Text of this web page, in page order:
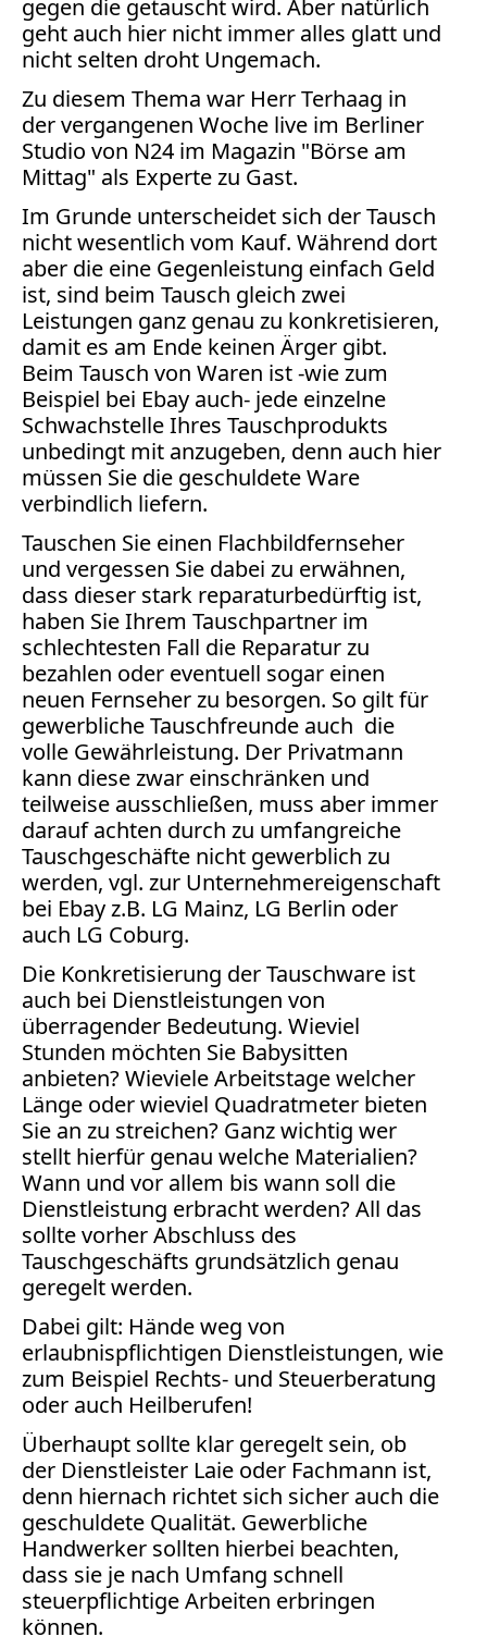
gegen die getauscht wird. Aber natürlich
geht auch hier nicht immer alles glatt und
nicht selten droht Ungemach.
Zu diesem Thema war Herr Terhaag in
der vergangenen Woche live im Berliner
Studio von N24 im Magazin "Börse am
Mittag" als Experte zu Gast.
Im Grunde unterscheidet sich der Tausch
nicht wesentlich vom Kauf. Während dort
aber die eine Gegenleistung einfach Geld
ist, sind beim Tausch gleich zwei
Leistungen ganz genau zu konkretisieren,
damit es am Ende keinen Ärger gibt.
Beim Tausch von Waren ist -wie zum
Beispiel bei Ebay auch- jede einzelne
Schwachstelle Ihres Tauschprodukts
unbedingt mit anzugeben, denn auch hier
müssen Sie die geschuldete Ware
verbindlich liefern.
Tauschen Sie einen Flachbildfernseher
und vergessen Sie dabei zu erwähnen,
dass dieser stark reparaturbedürftig ist,
haben Sie Ihrem Tauschpartner im
schlechtesten Fall die Reparatur zu
bezahlen oder eventuell sogar einen
neuen Fernseher zu besorgen. So gilt für
gewerbliche Tauschfreunde auch die
volle Gewährleistung. Der Privatmann
kann diese zwar einschränken und
teilweise ausschließen, muss aber immer
darauf achten durch zu umfangreiche
Tauschgeschäfte nicht gewerblich zu
werden, vgl. zur Unternehmereigenschaft
bei Ebay z.B. LG Mainz, LG Berlin oder
auch LG Coburg.
Die Konkretisierung der Tauschware ist
auch bei Dienstleistungen von
überragender Bedeutung. Wieviel
Stunden möchten Sie Babysitten
anbieten? Wieviele Arbeitstage welcher
Länge oder wieviel Quadratmeter bieten
Sie an zu streichen? Ganz wichtig wer
stellt hierfür genau welche Materialien?
Wann und vor allem bis wann soll die
Dienstleistung erbracht werden? All das
sollte vorher Abschluss des
Tauschgeschäfts grundsätzlich genau
geregelt werden.
Dabei gilt: Hände weg von
erlaubnispflichtigen Dienstleistungen, wie
zum Beispiel Rechts- und Steuerberatung
oder auch Heilberufen!
Überhaupt sollte klar geregelt sein, ob
der Dienstleister Laie oder Fachmann ist,
denn hiernach richtet sich sicher auch die
geschuldete Qualität. Gewerbliche
Handwerker sollten hierbei beachten,
dass sie je nach Umfang schnell
steuerpflichtige Arbeiten erbringen
können.
Aktuelle
Stunde
Beleidigung
Datenschutz
Ebay
Facebook
Fotorecht
Google
Haftung
Influencer
Instagram
Internetrecht
Markenrecht
Meinungsfreiheit
Persönlichkeitsrecht
Print
Radio
Sportwetten
TV
Tagesspiegel
Urheberrecht
Verbraucherrecht
Volle
Kanne
WDR
Werbung
Wettbewerbsrecht
ZDF
online
print